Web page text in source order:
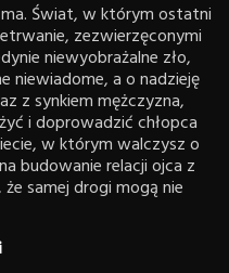
ma. Świat, w którym ostatni
zezwierzęconymi
niewyobrażalne zło,
niewiadome, a o nadzieję
z synkiem mężczyzna,
i doprowadzić chłopca
w którym walczysz o
budowanie relacji ojca z
samej drogi mogą nie